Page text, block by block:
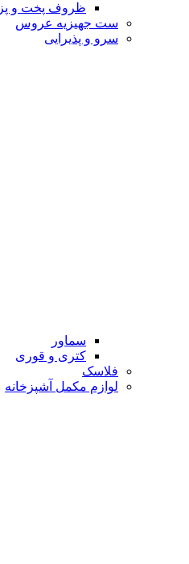
ظروف پخت و پز
ست جهیزیه عروس
سرو و پذیرایی
سماور
کتری و قوری
فلاسک
لوازم مکمل آشپزخانه